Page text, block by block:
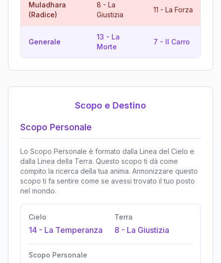
Muladhara
(Radice)
8 - La
Giustizia
11 - La Forza
Generale
13 - La
Morte
7 - Il Carro
Scopo e Destino
Scopo Personale
Lo Scopo Personale è formato dalla Linea del Cielo e
dalla Linea della Terra. Questo scopo ti dà come
compito la ricerca della tua anima. Armonizzare questo
scopo ti fa sentire come se avessi trovato il tuo posto
nel mondo.
Cielo
14 - La Temperanza
Terra
8 - La Giustizia
Scopo Personale